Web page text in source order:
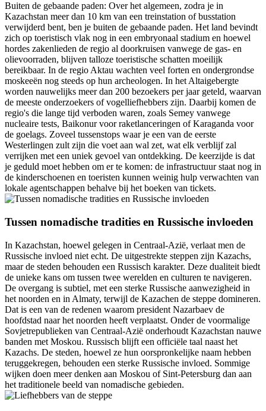
Buiten de gebaande paden: Over het algemeen, zodra je in
Kazachstan meer dan 10 km van een treinstation of busstation
verwijderd bent, ben je buiten de gebaande paden. Het land bevindt
zich op toeristisch vlak nog in een embryonaal stadium en hoewel
hordes zakenlieden de regio al doorkruisen vanwege de gas- en
olievoorraden, blijven talloze toeristische schatten moeilijk
bereikbaar. In de regio Aktau wachten veel forten en ondergrondse
moskeeën nog steeds op hun archeologen. In het Altaigebergte
worden nauwelijks meer dan 200 bezoekers per jaar geteld, waarvan
de meeste onderzoekers of vogelliefhebbers zijn. Daarbij komen de
regio's die lange tijd verboden waren, zoals Semey vanwege
nucleaire tests, Baikonur voor raketlanceringen of Karaganda voor
de goelags. Zoveel tussenstops waar je een van de eerste
Westerlingen zult zijn die voet aan wal zet, wat elk verblijf zal
verrijken met een uniek gevoel van ontdekking. De keerzijde is dat
je geduld moet hebben om er te komen: de infrastructuur staat nog in
de kinderschoenen en toeristen kunnen weinig hulp verwachten van
lokale agentschappen behalve bij het boeken van tickets.
Tussen nomadische tradities en Russische invloeden
In Kazachstan, hoewel gelegen in Centraal-Azië, verlaat men de
Russische invloed niet echt. De uitgestrekte steppen zijn Kazachs,
maar de steden behouden een Russisch karakter. Deze dualiteit biedt
de unieke kans om tussen twee werelden en culturen te navigeren.
De overgang is subtiel, met een sterke Russische aanwezigheid in
het noorden en in Almaty, terwijl de Kazachen de steppe domineren.
Dat is een van de redenen waarom president Nazarbaev de
hoofdstad naar het noorden heeft verplaatst. Onder de voormalige
Sovjetrepublieken van Centraal-Azië onderhoudt Kazachstan nauwe
banden met Moskou. Russisch blijft een officiële taal naast het
Kazachs. De steden, hoewel ze hun oorspronkelijke naam hebben
teruggekregen, behouden een sterke Russische invloed. Sommige
wijken doen meer denken aan Moskou of Sint-Petersburg dan aan
het traditionele beeld van nomadische gebieden.